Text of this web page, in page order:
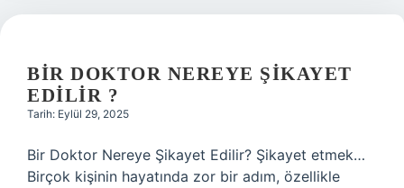
BIR DOKTOR NEREYE ŞIKAYET
EDILIR ?
Tarih: Eylül 29, 2025
Bir Doktor Nereye Şikayet Edilir? Şikayet etmek…
Birçok kişinin hayatında zor bir adım, özellikle